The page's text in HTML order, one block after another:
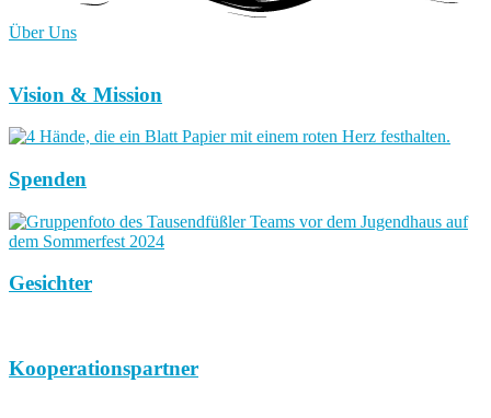
Über Uns
Vision & Mission
Spenden
Gesichter
Kooperationspartner